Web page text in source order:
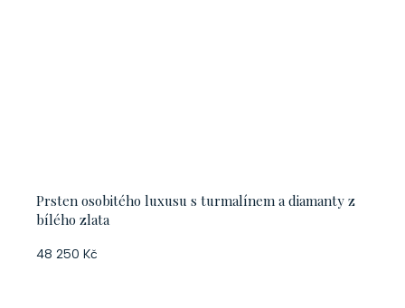
Prsten osobitého luxusu s turmalínem a diamanty z
bílého zlata
48 250 Kč